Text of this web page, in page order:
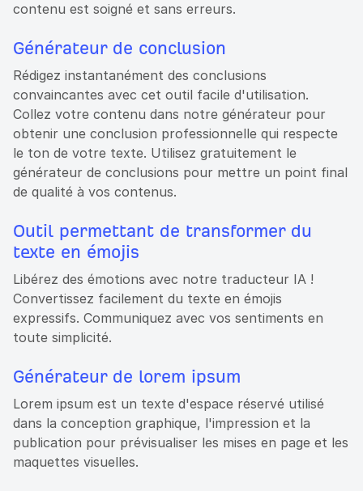
contenu est soigné et sans erreurs.
Générateur de conclusion
Rédigez instantanément des conclusions
convaincantes avec cet outil facile d'utilisation.
Collez votre contenu dans notre générateur pour
obtenir une conclusion professionnelle qui respecte
le ton de votre texte. Utilisez gratuitement le
générateur de conclusions pour mettre un point final
de qualité à vos contenus.
Outil permettant de transformer du
texte en émojis
Libérez des émotions avec notre traducteur IA !
Convertissez facilement du texte en émojis
expressifs. Communiquez avec vos sentiments en
toute simplicité.
Générateur de lorem ipsum
Lorem ipsum est un texte d'espace réservé utilisé
dans la conception graphique, l'impression et la
publication pour prévisualiser les mises en page et les
maquettes visuelles.